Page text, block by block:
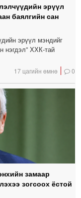
эрүүл
баялгийн сан
эрүүл мэндийг
нэгдэл” ХХК-тай
17 цагийн өмнө 0
замаар
зогсоох ёстой